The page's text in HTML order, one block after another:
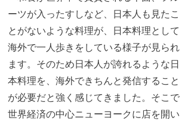
ーツが入ったすしなど、日本人も見たこ
とがないような料理が、日本料理として
海外で一人歩きをしている様子が見られ
ます。そのため日本人が誇れるような日
本料理を、海外できちんと発信すること
が必要だと強く感じてきました。そこで
世界経済の中心ニューヨークに店を開い